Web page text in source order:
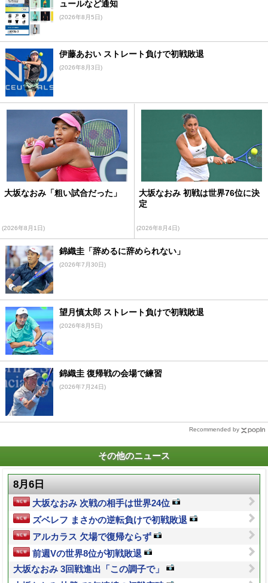
ュールなど通知
(2026年8月5日)
伊藤あおい ストレート負けで初戦敗退
(2026年8月3日)
大坂なおみ「粗い試合だった」
(2026年8月1日)
大坂なおみ 初戦は世界76位に決
定
(2026年8月4日)
錦織圭「辞めるに辞められない」
(2026年7月30日)
望月慎太郎 ストレート負けで初戦敗退
(2026年8月5日)
錦織圭 復帰戦の会場で練習
(2026年7月24日)
Recommended by
その他のニュース
8月6日
大坂なおみ 次戦の相手は世界24位
ズベレフ まさかの逆転負けで初戦敗退
アルカラス 欠場で復帰ならず
前週Vの世界8位が初戦敗退
大坂なおみ 3回戦進出「この調子で」